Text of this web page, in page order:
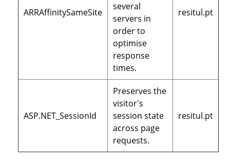
ARRAffinitySameSite
several
servers in
order to
optimise
response
times.
resitul.pt
ASP.NET_SessionId
Preserves the
visitor's
session state
across page
requests.
resitul.pt